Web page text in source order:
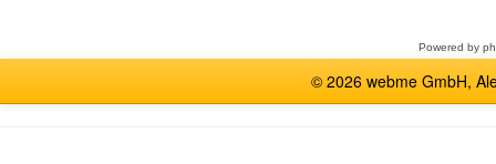
Powered by
© 2026 webme GmbH,